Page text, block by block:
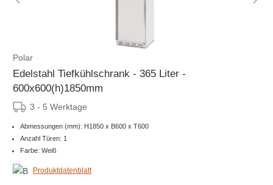
Polar
Edelstahl Tiefkühlschrank - 365 Liter -
600x600(h)1850mm
3 - 5 Werktage
Abmessungen (mm): H1850 x B600 x T600
Anzahl Türen: 1
Farbe: Weiß
Produktdatenblatt